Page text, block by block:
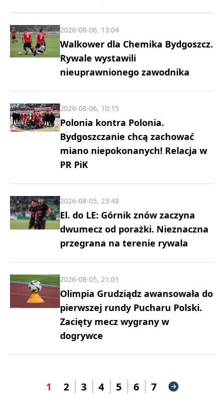
Walkower dla Chemika Bydgoszcz.
Rywale wystawili
nieuprawnionego zawodnika
2026-08-06, 13:04
Polonia kontra Polonia.
Bydgoszczanie chcą zachować
miano niepokonanych! Relacja w
PR PiK
2026-08-06, 10:15
El. do LE: Górnik znów zaczyna
dwumecz od porażki. Nieznaczna
przegrana na terenie rywala
2026-08-05, 23:48
Olimpia Grudziądz awansowała do
pierwszej rundy Pucharu Polski.
Zacięty mecz wygrany w
dogrywce
2026-08-05, 21:01
1 2 3 4 5 6 7